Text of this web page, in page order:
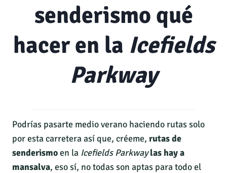
senderismo qué
hacer en la Icefields
Parkway
Podrías pasarte medio verano haciendo rutas solo
por esta carretera así que, créeme, rutas de
senderismoen la Icefields Parkwaylas hay a
mansalva, eso sí, no todas son aptas para todo el